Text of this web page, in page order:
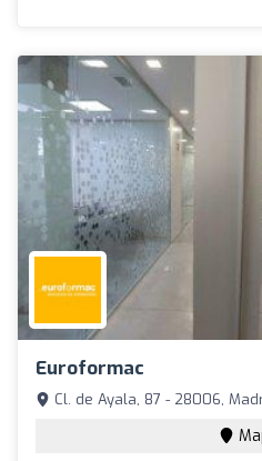
Euroformac
Cl. de Ayala, 87 - 28006,